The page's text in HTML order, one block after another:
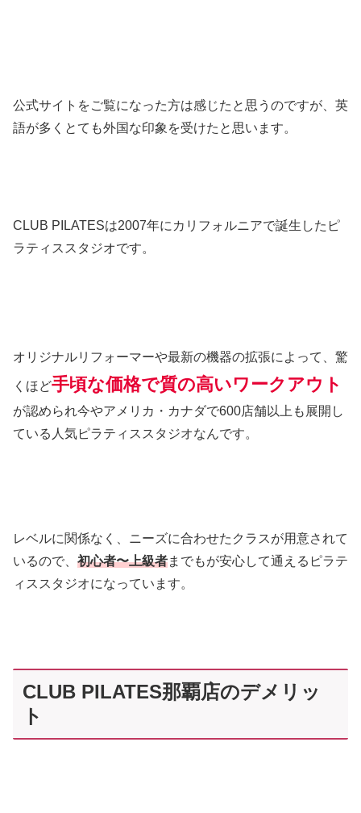
公式サイトをご覧になった方は感じたと思うのですが、英
語が多くとても外国な印象を受けたと思います。
CLUB PILATESは2007年にカリフォルニアで誕生したピ
ラティススタジオです。
オリジナルリフォーマーや最新の機器の拡張によって、驚
くほど手頃な価格で質の高いワークアウト
が認められ今やアメリカ・カナダで600店舗以上も展開し
ている人気ピラティススタジオなんです。
レベルに関係なく、ニーズに合わせたクラスが用意されて
いるので、 初心者〜上級者までもが安心して通えるピラテ
ィススタジオになっています。
CLUB PILATES那覇店のデメリッ
ト